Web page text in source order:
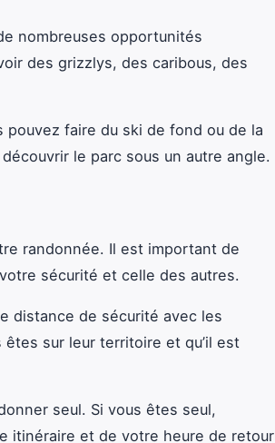
nombreuses opportunités
des grizzlys, des caribous, des
faire du ski de fond ou de la
le parc sous un autre angle.
randonnée. Il est important de
sécurité et celle des autres.
distance de sécurité avec les
êtes sur leur territoire et qu’il est
seul. Si vous êtes seul,
itinéraire et de votre heure de retour